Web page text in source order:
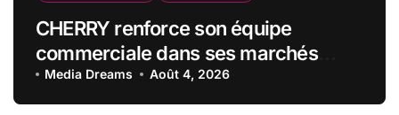
CHERRY renforce son équipe
commerciale dans ses marchés
stratégiques
Media Dreams Août 4, 2026